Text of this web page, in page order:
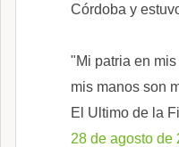
Córdoba y
"Mi patria en mis
mis manos son
El Ultimo de la
28 de agosto de